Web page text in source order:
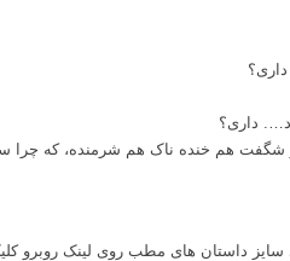
داری؟
شگفت هم خنده ناک هم شرمنده، كه چرا
سایز داستان های مطب روی لینک روبرو